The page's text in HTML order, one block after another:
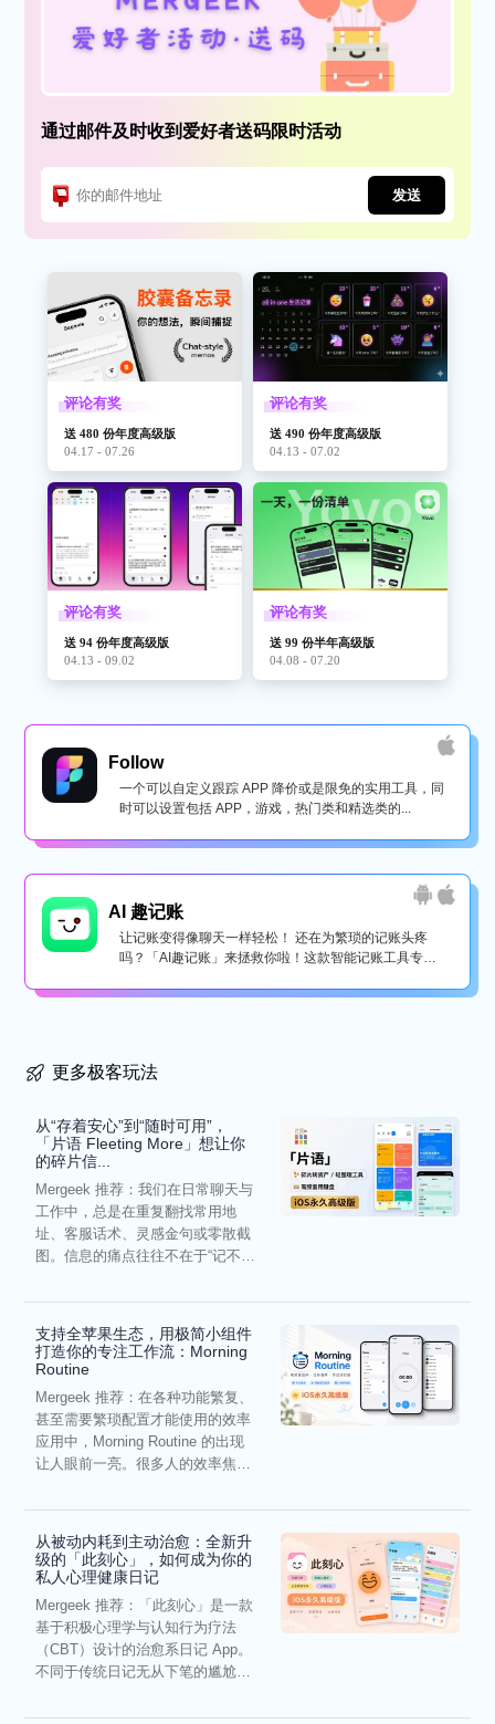
通过邮件及时收到爱好者送码限时活动
发送
评论有奖
送 480 份年度高级版
04.17 - 07.26
评论有奖
送 490 份年度高级版
04.13 - 07.02
评论有奖
送 94 份年度高级版
04.13 - 09.02
评论有奖
送 99 份半年高级版
04.08 - 07.20
Follow
一个可以自定义跟踪 APP 降价或是限免的实用工具，同
时可以设置包括 APP，游戏，热门类和精选类的...
AI 趣记账
让记账变得像聊天一样轻松！ 还在为繁琐的记账头疼
吗？「AI趣记账」来拯救你啦！这款智能记账工具专为
更多极客玩法
从“存着安心”到“随时可用”，
「片语 Fleeting More」想让你
的碎片信...
Mergeek 推荐：我们在日常聊天与
工作中，总是在重复翻找常用地
址、客服话术、灵感金句或零散截
图。信息的痛点往往不在于“记不
支持全苹果生态，用极简小组件
打造你的专注工作流：Morning
Routine
Mergeek 推荐：在各种功能繁复、
甚至需要繁琐配置才能使用的效率
应用中，Morning Routine 的出现
让人眼前一亮。很多人的效率焦
从被动内耗到主动治愈：全新升
级的「此刻心」，如何成为你的
私人心理健康日记
Mergeek 推荐：「此刻心」是一款
基于积极心理学与认知行为疗法
（CBT）设计的治愈系日记 App。
不同于传统日记无从下笔的尴尬，